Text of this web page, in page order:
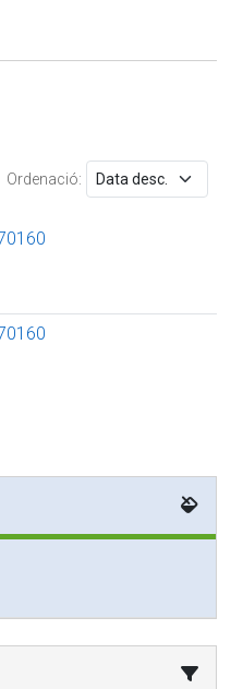
Ordenació: